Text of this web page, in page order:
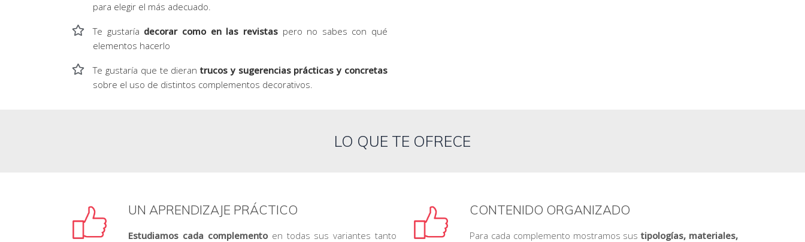
para elegir el más adecuado.
Te gustaría decorar como en las revistaspero no sabes con qué
elementos hacerlo
Te gustaría que te dierantrucos y sugerencias prácticas y concretas
sobre el uso de distintos complementos decorativos.
LO QUE TE OFRECE
UN APRENDIZAJE PRÁCTICO
Estudiamos cada complementoen todas sus variantes tanto
CONTENIDO ORGANIZADO
Para cada complemento mostramos sustipologías, materiales,